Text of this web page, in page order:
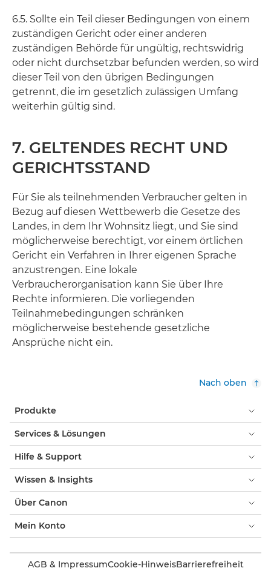
6.5. Sollte ein Teil dieser Bedingungen von einem
zuständigen Gericht oder einer anderen
zuständigen Behörde für ungültig, rechtswidrig
oder nicht durchsetzbar befunden werden, so wird
dieser Teil von den übrigen Bedingungen
getrennt, die im gesetzlich zulässigen Umfang
weiterhin gültig sind.
7. GELTENDES RECHT UND
GERICHTSSTAND
Für Sie als teilnehmenden Verbraucher gelten in
Bezug auf diesen Wettbewerb die Gesetze des
Landes, in dem Ihr Wohnsitz liegt, und Sie sind
möglicherweise berechtigt, vor einem örtlichen
Gericht ein Verfahren in Ihrer eigenen Sprache
anzustrengen. Eine lokale
Verbraucherorganisation kann Sie über Ihre
Rechte informieren. Die vorliegenden
Teilnahmebedingungen schränken
möglicherweise bestehende gesetzliche
Ansprüche nicht ein.
Nach oben
Produkte
Services & Lösungen
Hilfe & Support
Wissen & Insights
Über Canon
Mein Konto
AGB & ImpressumCookie-HinweisBarrierefreiheit